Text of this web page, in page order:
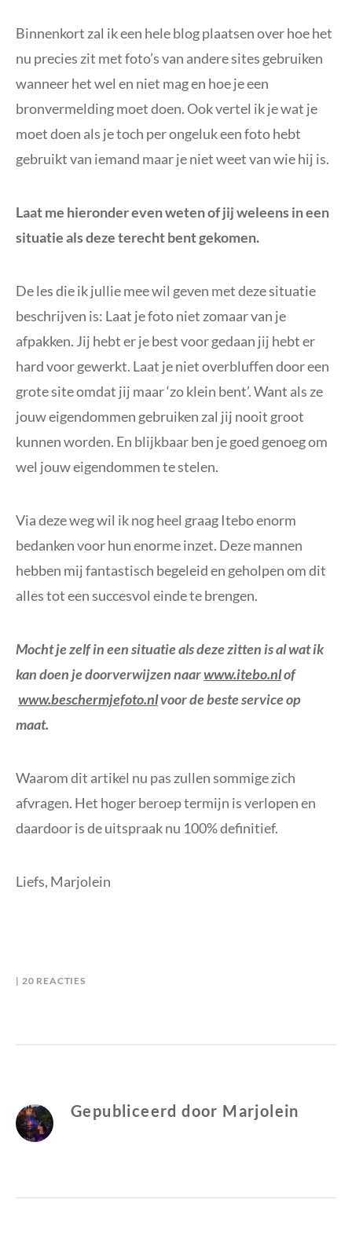
Binnenkort zal ik een hele blog plaatsen over hoe het
nu precies zit met foto’s van andere sites gebruiken
wanneer het wel en niet mag en hoe je een
bronvermelding moet doen. Ook vertel ik je wat je
moet doen als je toch per ongeluk een foto hebt
gebruikt van iemand maar je niet weet van wie hij is.
Laat me hieronder even weten of jij weleens in een
situatie als deze terecht bent gekomen.
De les die ik jullie mee wil geven met deze situatie
beschrijven is: Laat je foto niet zomaar van je
afpakken. Jij hebt er je best voor gedaan jij hebt er
hard voor gewerkt. Laat je niet overbluffen door een
grote site omdat jij maar ‘zo klein bent’. Want als ze
jouw eigendommen gebruiken zal jij nooit groot
kunnen worden. En blijkbaar ben je goed genoeg om
wel jouw eigendommen te stelen.
Via deze weg wil ik nog heel graag Itebo enorm
bedanken voor hun enorme inzet. Deze mannen
hebben mij fantastisch begeleid en geholpen om dit
alles tot een succesvol einde te brengen.
Mocht je zelf in een situatie als deze zitten is al wat ik
kan doen je doorverwijzen naarwww.itebo.nlof
www.beschermjefoto.nlvoor de beste service op
maat.
Waarom dit artikel nu pas zullen sommige zich
afvragen. Het hoger beroep termijn is verlopen en
daardoor is de uitspraak nu 100% definitief.
Liefs, Marjolein
B
E
I
I
N
20 REACTIESOP
Gepubliceerd door Marjolein